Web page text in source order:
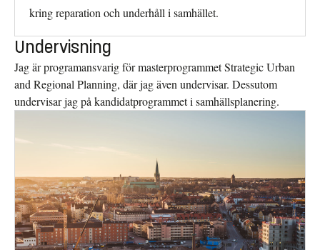
kring reparation och underhåll i samhället.
Undervisning
Jag är programansvarig för masterprogrammet Strategic Urban
and Regional Planning, där jag även undervisar. Dessutom
undervisar jag på kandidatprogrammet i samhällsplanering.